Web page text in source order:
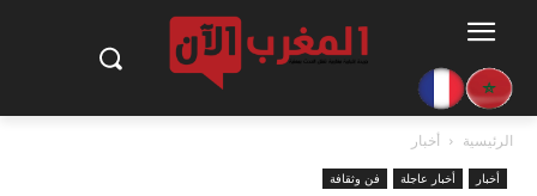
الرئيسية أخبار
أخبار أخبار عاجلة فن وثقافة